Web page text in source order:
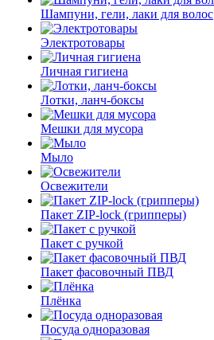
Шампуни, гели, лаки для волос
Электротовары
Личная гигиена
Лотки, ланч-боксы
Мешки для мусора
Мыло
Освежители
Пакет ZIP-lock (грипперы)
Пакет с ручкой
Пакет фасовочный ПВД
Плёнка
Посуда одноразовая